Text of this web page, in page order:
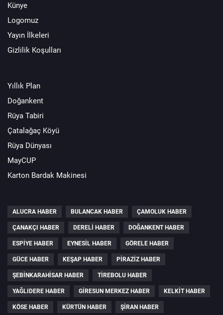
Künye
Logomuz
Yayın İlkeleri
Gizlilik Koşulları
Yıllık Plan
Doğankent
Rüya Tabiri
Çatalağaç Köyü
Rüya Dünyası
MayCUP
Karton Bardak Makinesi
ALUCRA HABER BULANCAK HABER ÇAMOLUK HABER
ÇANAKÇI HABER DERELI HABER DOĞANKENT HABER
ESPIYE HABER EYNESIL HABER GÖRELE HABER
GÜCE HABER KEŞAP HABER PIRAZIZ HABER
ŞEBINKARAHISAR HABER TIREBOLU HABER
YAĞLIDERE HABER GIRESUN MERKEZ HABER KELKIT HABER
KÖSE HABER KÜRTÜN HABER ŞIRAN HABER